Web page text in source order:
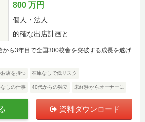
800 万円
個人・法人
的確な出店計画と...
ら3年目で全国300校舎を突破する成長を遂げ
店を持つ 在庫なしで低リスク
しの仕事 40代からの独立 未経験からオーナーに
資料ダウンロード